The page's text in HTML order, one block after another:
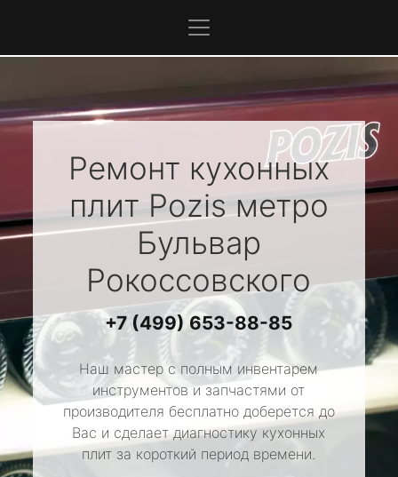
Ремонт кухонных
плит Pozisметро
Бульвар
Рокоссовского
+7 (499) 653-88-85
Наш мастер с полным инвентарем
инструментов и запчастями от
производителя бесплатно доберется до
Вас и сделает диагностику кухонных
плит за короткий период времени.